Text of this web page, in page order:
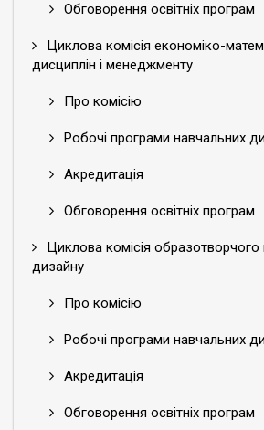
Обговорення освітніх програм
Циклова комісія економіко-
дисциплін і менеджменту
Про комісію
Робочі програми навчальних
Акредитація
Обговорення освітніх програм
Циклова комісія образотворчого
дизайну
Про комісію
Робочі програми навчальних
Акредитація
Обговорення освітніх програм